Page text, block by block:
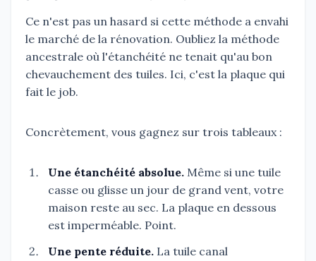
Ce n'est pas un hasard si cette méthode a envahi
le marché de la rénovation. Oubliez la méthode
ancestrale où l'étanchéité ne tenait qu'au bon
chevauchement des tuiles. Ici, c'est la plaque qui
fait le job.
Concrètement, vous gagnez sur trois tableaux :
Une étanchéité absolue. Même si une tuile
casse ou glisse un jour de grand vent, votre
maison reste au sec. La plaque en dessous
est imperméable. Point.
Une pente réduite. La tuile canal